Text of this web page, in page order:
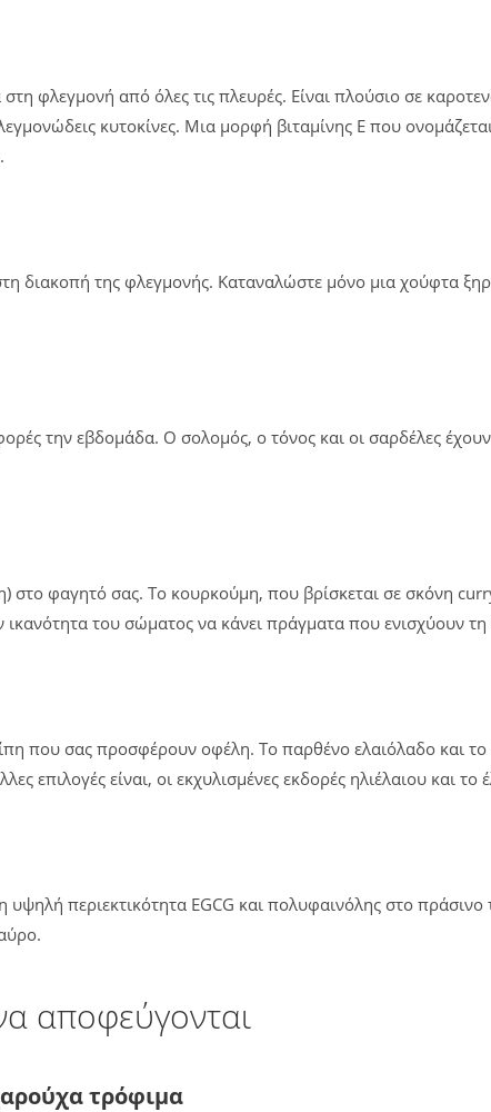
φλεγμονή από όλες τις πλευρές. Είναι πλούσιο σε
κυτοκίνες. Μια μορφή βιταμίνης Ε που
διακοπή της φλεγμονής. Καταναλώστε μόνο μια χούφτα
την εβδομάδα. Ο σολομός, ο τόνος και οι σαρδέλες
στο φαγητό σας. Το κουρκούμη, που βρίσκεται σε σκόνη
ικανότητα του σώματος να κάνει πράγματα που ενισχύουν
που σας προσφέρουν οφέλη. Το παρθένο ελαιόλαδο και το
επιλογές είναι, οι εκχυλισμένες εκδορές ηλιέλαιου και το
υψηλή περιεκτικότητα EGCG και πολυφαινόλης στο
αποφεύγονται
τρόφιμα